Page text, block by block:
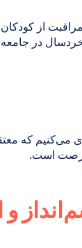
مراقبت از
در
می‌کنیم که
است.